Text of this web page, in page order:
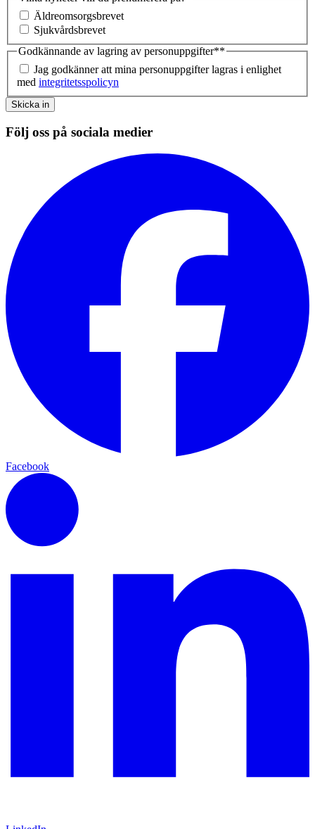
Äldreomsorgsbrevet
Sjukvårdsbrevet
Godkännande av lagring av personuppgifter**
Jag godkänner att mina personuppgifter lagras i enlighet
med integritetsspolicyn
Skicka in
Följ oss på sociala medier
Facebook